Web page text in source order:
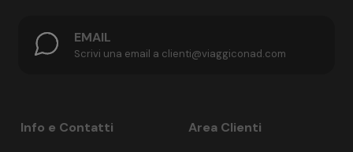
EMAIL
Scrivi una email a clienti@viaggiconad.com
Info e Contatti Area Clienti